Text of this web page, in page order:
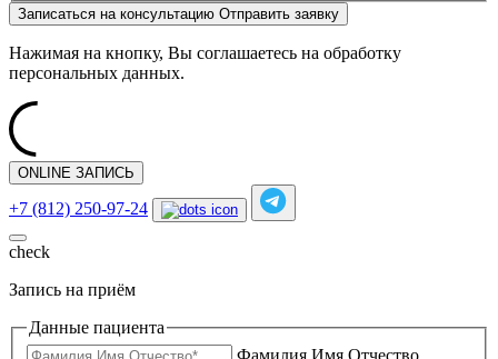
Записаться на консультацию Отправить заявку
Нажимая на кнопку, Вы соглашаетесь на обработку
персональных данных.
ONLINE ЗАПИСЬ
+7 (812) 250-97-24
check
Запись на приём
Данные пациента
Фамилия Имя Отчество